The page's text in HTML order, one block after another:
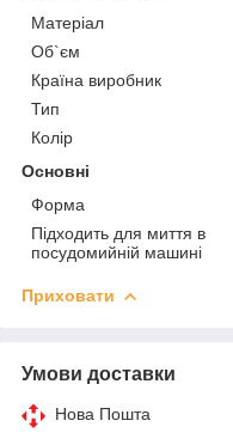
Матеріал
Об`єм
Країна виробник
Тип
Колір
Основні
Форма
Підходить для миття в
посудомийній машині
Приховати
Умови доставки
Нова Пошта